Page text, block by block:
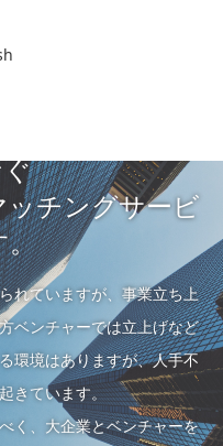
チングサービ
。
れていますが、事業立ち上
ベンチャーでは立上げなど
環境はありますが、人手不
きています。
く、大企業とベンチャーを